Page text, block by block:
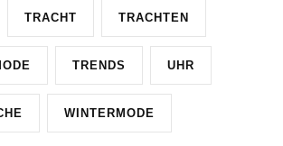
TRACHT TRACHTEN
TRENDS UHR
WINTERMODE